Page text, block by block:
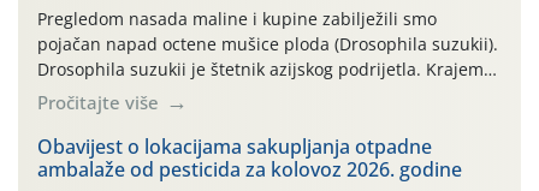
Pregledom nasada maline i kupine zabilježili smo
pojačan napad octene mušice ploda (Drosophila suzukii).
Drosophila suzukii je štetnik azijskog podrijetla. Krajem
2010. godine prvi puta je registriran u Hrvatskoj, a u
rujnu 2016. godine na našem su području zabilježene
gospodarski važne štete. Riječ je o štetniku vrlo sličnom
dobro poznatoj vinskoj mušici, no za razliku […]
Pročitajte više
Obavijest o lokacijama sakupljanja otpadne
ambalaže od pesticida za kolovoz 2026. godine